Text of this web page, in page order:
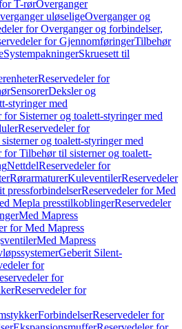
T-rørOverganger
uløseligeOverganger og
for Overganger og forbindelser,
for GjennomføringerTilbehør
SystempakningerSkruesett til
Reservedeler for
SensorerDeksler og
styringer med
for Sisterner og toalett-styringer med
Reservedeler for
og toalett-styringer med
for Tilbehør til sisterner og toalett-
NettdelReservedeler for
RørarmaturerKuleventilerReservedeler
pressforbindelserReservedeler for Med
Mepla presstilkoblingerReservedeler
Med Mapress
for Med Mapress
Med Mapress
Geberit Silent-
for
for
Reservedeler for
ForbindelserReservedeler for